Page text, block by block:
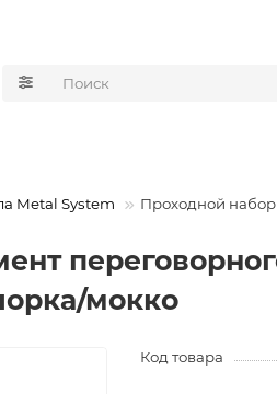
Metal System Проходной
мокко
Код товара